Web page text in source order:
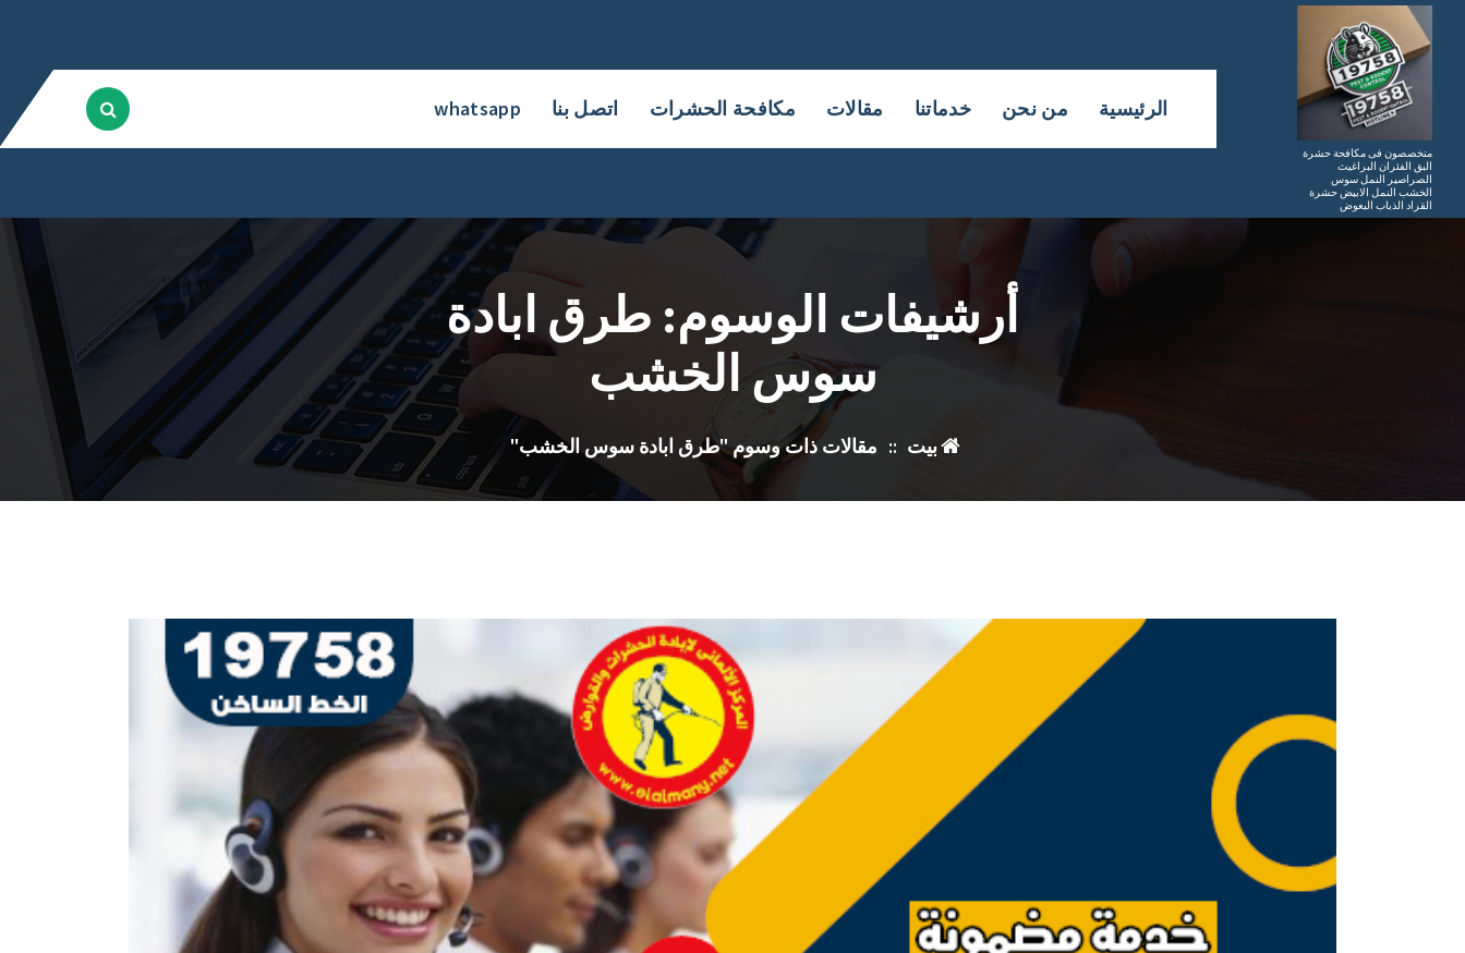
التجاوز
المحتوى
متخصصون فى مكافحة حشرة
البق الفئران البراغيث
الصراصير النمل سوس
الخشب النمل الابيض حشرة
القراد الذباب البعوض
الرئيسية من نحن خدماتنا مقالات مكافحة الحشرات اتصل بنا whatsapp
أرشيفات الوسوم: طرق ابادة
سوس الخشب
بيت :: مقالات ذات وسوم "طرق ابادة سوس الخشب"